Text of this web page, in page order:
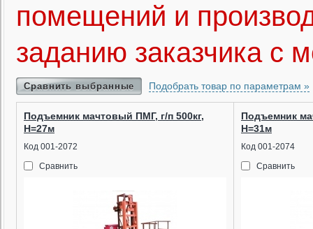
помещений и
заданию заказчика с
Сравнить выбранные Подобрать товар по параметрам »
Подъемник мачтовый ПМГ, г/п 500кг,
Н=27м
Код 001-2072
Сравнить
Подъемник
Н=31м
Код 001-2074
Сравнить